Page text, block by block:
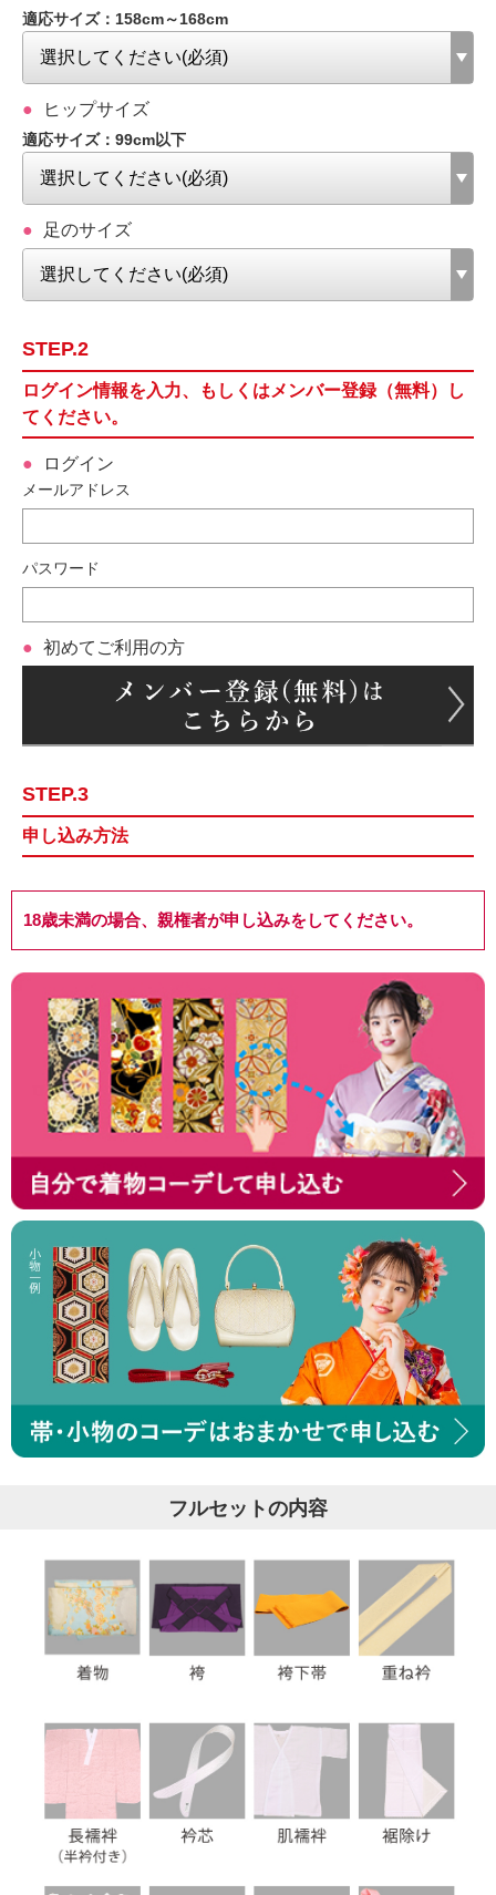
適応サイズ：158cm～168cm
ヒップサイズ
適応サイズ：99cm以下
足のサイズ
STEP.2
ログイン情報を入力、もしくはメンバー登録（無料）し
てください。
ログイン
メールアドレス
パスワード
初めてご利用の方
STEP.3
申し込み方法
18歳未満の場合、親権者が申し込みをしてください。
フルセットの内容